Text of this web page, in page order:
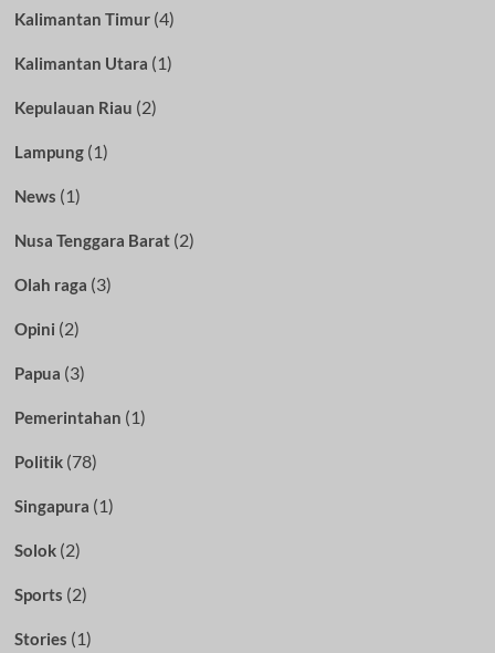
Kalimantan Timur(4)
Kalimantan Utara (1)
Kepulauan Riau (2)
Lampung(1)
News (1)
Nusa Tenggara Barat(2)
Olah raga (3)
Opini (2)
Papua (3)
Pemerintahan (1)
Politik(78)
Singapura (1)
Solok(2)
Sports (2)
Stories (1)